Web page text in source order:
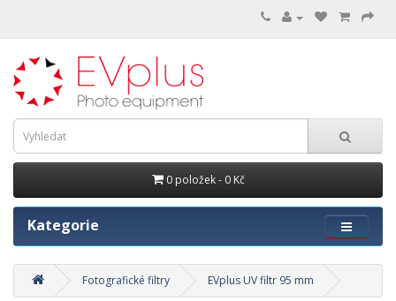
0 položek - 0 Kč
Kategorie
Fotografické filtry EVplus UV filtr 95 mm